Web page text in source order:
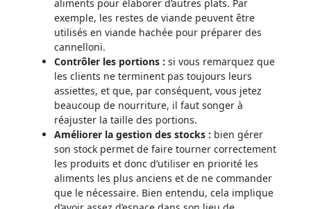
aliments pour élaborer d’autres plats. Par
exemple, les restes de viande peuvent être
utilisés en viande hachée pour préparer des
cannelloni.
Contrôler les portions : si vous remarquez que
les clients ne terminent pas toujours leurs
assiettes, et que, par conséquent, vous jetez
beaucoup de nourriture, il faut songer à
réajuster la taille des portions.
Améliorer la gestion des stocks : bien gérer
son stock permet de faire tourner correctement
les produits et donc d’utiliser en priorité les
aliments les plus anciens et de ne commander
que le nécessaire. Bien entendu, cela implique